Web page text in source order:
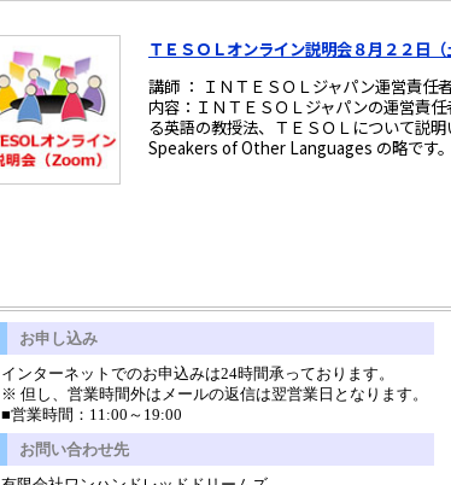
ＴＥＳＯＬオンライン説明会８月２２日
講師 ： ＩＮＴＥＳＯＬジャパン運営責任
内容：ＩＮＴＥＳＯＬジャパンの運営責
る英語の教授法、ＴＥＳＯＬについて説
Speakers of Other Languages の略です。
お申し込み
インターネットでのお申込みは24時間承っております。
※ 但し、営業時間外はメールの返信は翌営業日となります。
■営業時間：11:00～19:00
お問い合わせ先